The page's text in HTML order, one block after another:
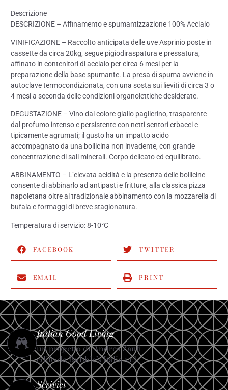
Descrizione
DESCRIZIONE – Affinamento e spumantizzazione 100% Acciaio
VINIFICAZIONE – Raccolto anticipata delle uve Asprinio poste in
cassette da circa 20kg, segue pigiodiraspatura e pressatura,
affinato in contenitori di acciaio per circa 6 mesi per la
preparazione della base spumante. La presa di spuma avviene in
autoclave termocondizionata, con una sosta sui lieviti di circa 3 o
4 mesi a seconda delle condizioni organolettiche desiderate.
DEGUSTAZIONE – Vino dal colore giallo paglierino, trasparente
dal profumo intenso e persistente con netti sentori erbacei e
tipicamente agrumati; il gusto ha un impatto acido
accompagnato da una bollicina non invadente, con grande
concentrazione di sali minerali. Corpo delicato ed equilibrato.
ABBINAMENTO – L’elevata acidità e la presenza delle bollicine
consente di abbinarlo ad antipasti e fritture, alla classica pizza
napoletana oltre al tradizionale abbinamento con la mozzarella di
bufala e formaggi di breve stagionatura.
Temperatura di servizio: 8-10°C
FACEBOOK TWITTER
EMAIL PRINT
Italian Good Living
un progetto di Andrea Zanfi
edito da Bubble’s Italia s.r.l.
Scrivici